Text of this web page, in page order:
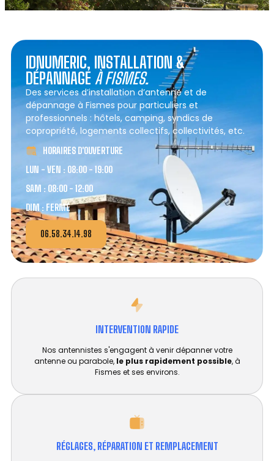
IDNUMERIC, INSTALLATION &
DÉPANNAGE À FISMES.
Des services d’installation d’antenne et de
dépannage à Fismes pour particuliers et
professionnels : hôtels, camping, syndics de
copropriété, logements collectifs, collectivités, etc.
HORAIRES D'OUVERTURE
LUN - VEN : 08:00 - 19:00
SAM : 08:00 - 12:00
DIM : FERMÉ
06.58.34.14.98
INTERVENTION RAPIDE
Nos antennistes s'engagent à venir dépanner votre
antenne ou parabole, le plus rapidement possible, à
Fismes et ses environs.
RÉGLAGES, RÉPARATION ET REMPLACEMENT​